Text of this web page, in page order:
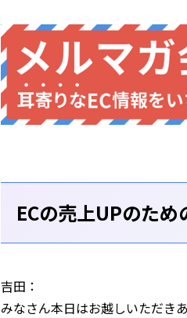
ECの売上UPのた
吉田：
みなさん本日はお越しいただき